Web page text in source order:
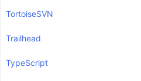
TortoiseSVN
Trailhead
TypeScript